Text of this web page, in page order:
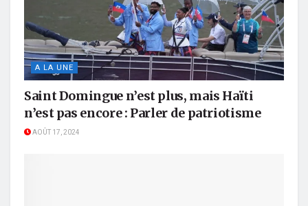
A LA UNE
Saint Domingue n’est plus, mais Haïti
n’est pas encore : Parler de patriotisme
AOÛT 17, 2024